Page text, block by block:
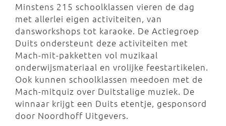
Minstens 215 schoolklassen vieren de dag
met allerlei eigen activiteiten, van
dansworkshops tot karaoke. De Actiegroep
Duits ondersteunt deze activiteiten met
Mach-mit-pakketten vol muzikaal
onderwijsmateriaal en vrolijke feestartikelen.
Ook kunnen schoolklassen meedoen met de
Mach-mitquiz over Duitstalige muziek. De
winnaar krijgt een Duits etentje, gesponsord
door Noordhoff Uitgevers.